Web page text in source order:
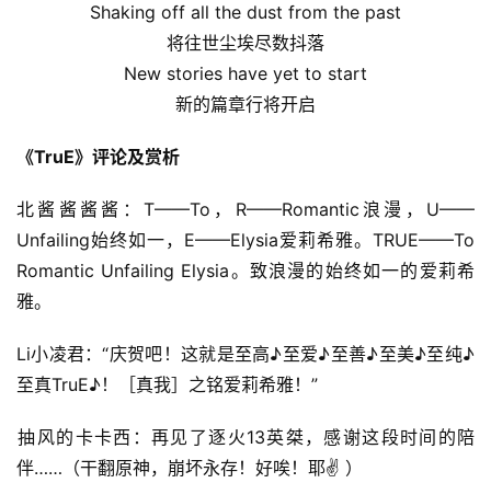
Shaking off all the dust from the past
将往世尘埃尽数抖落
New stories have yet to start
新的篇章行将开启
《TruE》评论及赏析
北酱酱酱酱：T——To，R——Romantic浪漫，U——
Unfailing始终如一，E——Elysia爱莉希雅。TRUE——To
Romantic Unfailing Elysia。致浪漫的始终如一的爱莉希
雅。
Li小凌君：“庆贺吧！这就是至高♪至爱♪至善♪至美♪至纯♪
至真TruE♪​！［真我］之铭爱莉希雅！”
​抽风的卡卡西：再见了逐火13英桀，感谢这段时间的陪
伴……（干翻原神，崩坏永存！好唉！耶✌ ）